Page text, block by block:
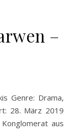
–
28. März 2019
aus